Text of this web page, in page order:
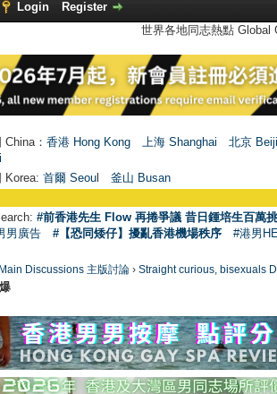
Login
Register
世界各地同志熱點
： 香港 Hong Kong 上海 Shanghai
北京
Korea: 首爾 Seoul 釜山 Busan
#前香港先生 Flow 再捲爭議 昔日鍾培生百萬
男廣告
#【恐同矮仔】擾亂香港機場秩序 #港男
Main Discussions 主版討論 › Straight curious, bisexuals